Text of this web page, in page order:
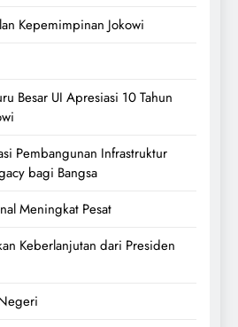
Kepemimpinan Jokowi
Besar UI Apresiasi 10 Tahun
Pembangunan Infrastruktur
bagi Bangsa
Meningkat Pesat
Keberlanjutan dari Presiden